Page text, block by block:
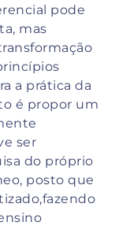
pode
mas
a prática da
é propor um
ser
do próprio
posto que